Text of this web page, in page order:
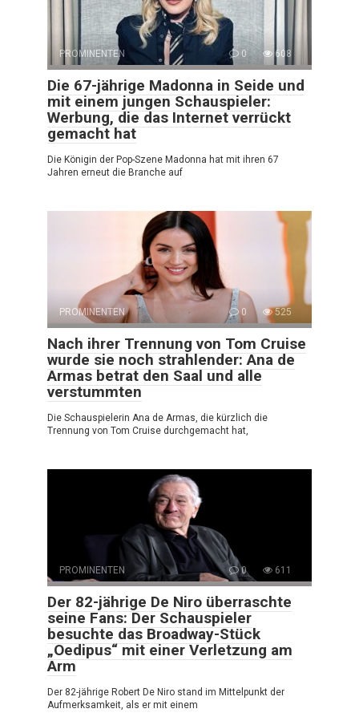
PROMINENTEN 0 608
Die 67-jährige Madonna in Seide und
mit einem jungen Schauspieler:
Werbung, die das Internet verrückt
gemacht hat
Die Königin der Pop-Szene Madonna hat mit ihren 67
Jahren erneut die Branche auf
PROMINENTEN 0 525
Nach ihrer Trennung von Tom Cruise
wurde sie noch strahlender: Ana de
Armas betrat den Saal und alle
verstummten
Die Schauspielerin Ana de Armas, die kürzlich die
Trennung von Tom Cruise durchgemacht hat,
PROMINENTEN 0 611
Der 82-jährige De Niro überraschte
seine Fans: Der Schauspieler
besuchte das Broadway-Stück
„Oedipus“ mit einer Verletzung am
Arm
Der 82-jährige Robert De Niro stand im Mittelpunkt der
Aufmerksamkeit, als er mit einem